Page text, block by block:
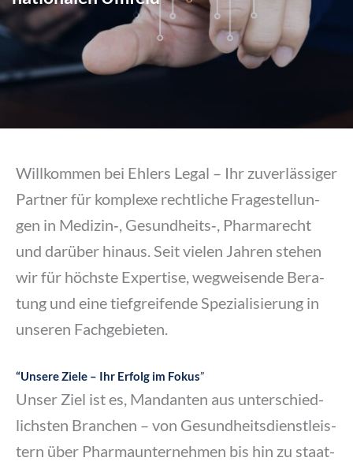
Will­kom­men bei Ehlers Legal – Ihr zuver­läs­si­ger
Part­ner für kom­ple­xe recht­li­che Fra­ge­stel­lun­
gen in Medizin‑, Gesundheits‑, Phar­ma­recht
und dar­über hin­aus. Seit vie­len Jah­ren ste­hen
wir für höchs­te Exper­ti­se, weg­wei­sen­de Bera­
tung und eine tief­grei­fen­de Spe­zia­li­sie­rung in
unse­ren Fach­ge­bie­ten.
“Unse­re Zie­le – Ihr Erfolg im Fokus”
Unser Ziel ist es, Man­dan­ten aus unter­schied­
lichs­ten Bran­chen – von Gesund­heits­dienst­leis­
tern über Phar­ma­un­ter­neh­men bis hin zu staat­